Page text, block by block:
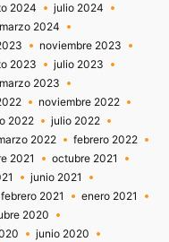
2024
julio 2024
marzo 2024
noviembre 2023
2023
julio 2023
marzo 2023
noviembre 2022
2022
julio 2022
2022
febrero 2022
2021
octubre 2021
junio 2021
febrero 2021
enero 2021
2020
junio 2020